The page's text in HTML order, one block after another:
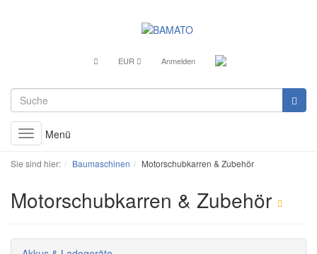
EUR Anmelden
Toggle
navigation
Menü
Sie sind hier: Baumaschinen Motorschubkarren & Zubehör
Motorschubkarren & Zubehör